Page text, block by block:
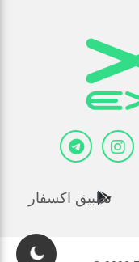
تطبيق اكسفار